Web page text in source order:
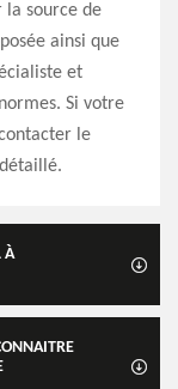
source de
ainsi que
et
Si votre
le
À